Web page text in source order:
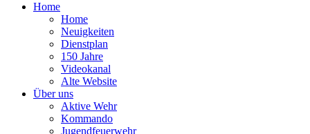
Home
Home
Neuigkeiten
Dienstplan
150 Jahre
Videokanal
Alte Website
Über uns
Aktive Wehr
Kommando
Jugendfeuerwehr